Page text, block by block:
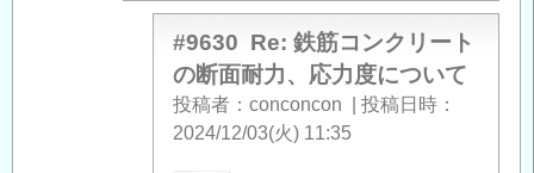
力
#9630 Re: 鉄筋コンクリート
の断面耐力、応力度について
投稿者 conconcon
投稿日時
2024/12/03(火) 11:35